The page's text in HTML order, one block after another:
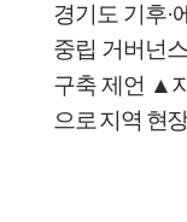
경기도 기후·
중립 거버넌스
구축 제언 ▲
으로 지역 현